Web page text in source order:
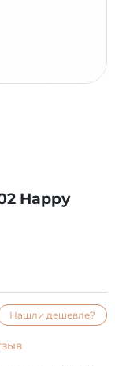
Happy
Нашли дешевле?